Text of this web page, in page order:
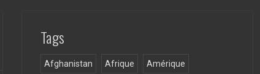
Tags
Afghanistan Afrique Amérique